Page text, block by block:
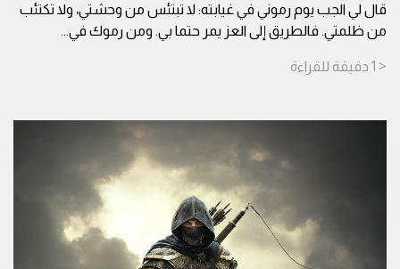
قال لي الجب يوم رموني في غيابته: لا تبتئس من وحشتي، ولا تكتئب
من ظلمتي. فالطريق إلى العز يمر حتما بي. ومن رموك في...
< 1 دقيقة للقراءة